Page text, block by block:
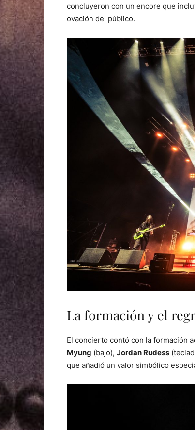
concluyeron con un encore que
ovación del público.
La formación y el
El concierto contó con la formación
Myung (bajo), Jordan Rudess
que añadió un valor simbólico